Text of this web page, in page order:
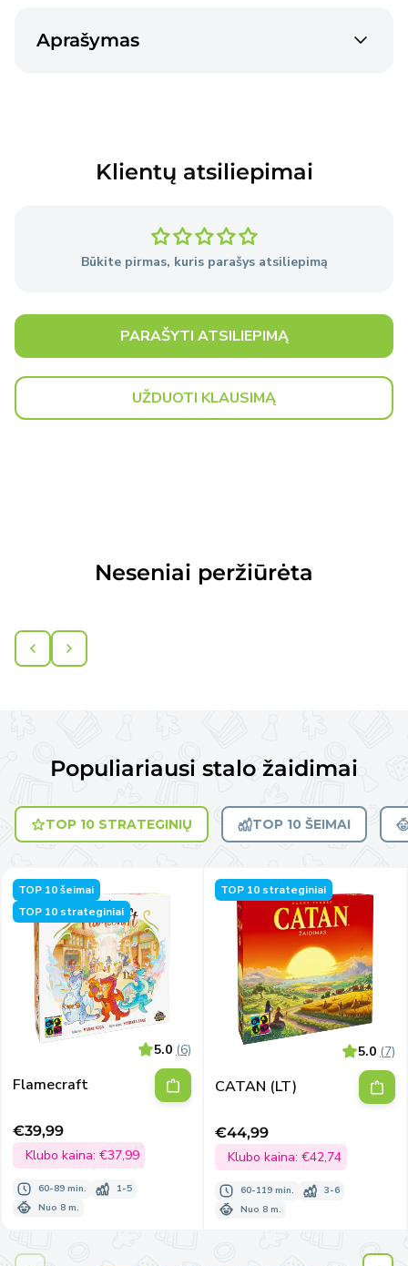
Venipak siunta
2-3 dienos
Prekės pristatomos per 2–3 darbo dienas nuo
Pardavėjo sandėlyje nėra reikiamų prekių.
Išsami informacijaapie pristatymo sąlygas.
Aprašymas
Klientų atsiliepimai
Būkite pirmas, kuris parašys atsiliepimą
PARAŠYTI ATSILIEPIMĄ
UŽDUOTI KLAUSIMĄ
Neseniai peržiūrėta
Populiariausi stalo žaidimai
TOP 10 STRATEGINIŲ TOP 10 ŠEIMAI
TOP 10 šeimai
TOP 10 strateginiai
5.0 (6)
Flamecraft
Išpardavimo
kaina
€39,99
Klubo kaina: €37,99
60-89 min.
1-5
Nuo 8 m.
TOP 10 strateginiai
5.0 (7)
CATAN (LT)
Išpardavimo
kaina
€44,99
Klubo kaina: €42,74
60-119 min.
3-6
Nuo 8 m.